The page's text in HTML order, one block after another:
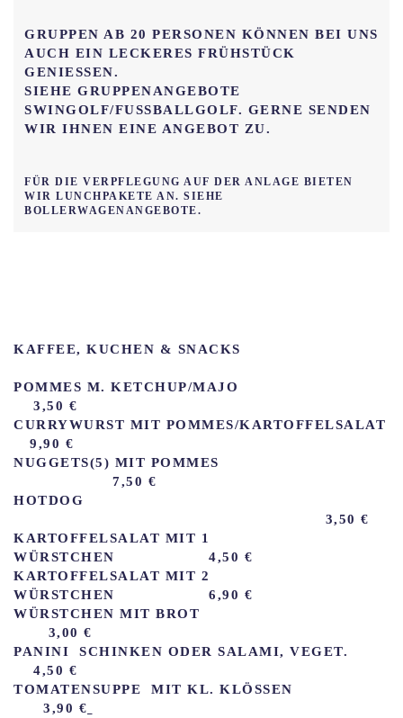
GRUPPEN AB 20 PERSONEN KÖNNEN BEI UNS
AUCH EIN LECKERES FRÜHSTÜCK
GENIESSEN. S
IEHE GRUPPENANGEBOTE S
WINGOLF/FUSSBALLGOLF. GERNE SENDEN WI
R IHNEN EINE ANGEBOT ZU.
FÜR DIE VERPFLEGUNG AUF DER ANLAGE BIETEN
WIR LUNCHPAKETE AN. SIEHE
BOLLERWAGENANGEBOTE.
KAFFEE, KUCHEN & SNACKS
POMMES M. KETCHUP/MAJO
3,50 €
CURRYWURST MIT POMMES/KARTOFFELSALAT
9,90 €
NUGGETS(5) MIT POMMES
7,50 €
HOTDOG
3,50 €
KARTOFFELSALAT MIT 1
WÜRSTCHEN 4,50 €
KARTOFFELSALAT MIT 2
WÜRSTCHEN 6,90 €
WÜRSTCHEN MIT BROT
3,00 €
PANINI SCHINKEN ODER SALAMI, VEGET.
4,50 €
TOMATENSUPPE MIT KL. KLÖSSEN
3,90 €